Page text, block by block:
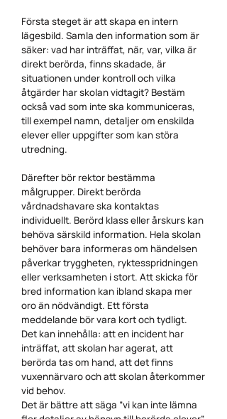
Första steget är att skapa en intern
lägesbild. Samla den information som är
säker: vad har inträffat, när, var, vilka är
direkt berörda, finns skadade, är
situationen under kontroll och vilka
åtgärder har skolan vidtagit? Bestäm
också vad som inte ska kommuniceras,
till exempel namn, detaljer om enskilda
elever eller uppgifter som kan störa
utredning.
Därefter bör rektor bestämma
målgrupper. Direkt berörda
vårdnadshavare ska kontaktas
individuellt. Berörd klass eller årskurs kan
behöva särskild information. Hela skolan
behöver bara informeras om händelsen
påverkar tryggheten, ryktesspridningen
eller verksamheten i stort. Att skicka för
bred information kan ibland skapa mer
oro än nödvändigt. Ett första
meddelande bör vara kort och tydligt.
Det kan innehålla: att en incident har
inträffat, att skolan har agerat, att
berörda tas om hand, att det finns
vuxennärvaro och att skolan återkommer
vid behov.
Det är bättre att säga ”vi kan inte lämna